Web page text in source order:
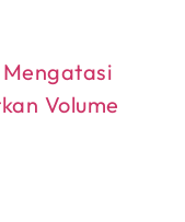
Mengatasi
Volume